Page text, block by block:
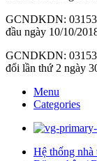
GCNDKDN:
đầu ngày 10/10/
GCNDKDN:
đổi lần thứ 2 ngày
Menu
Categories
Hệ thống nhà